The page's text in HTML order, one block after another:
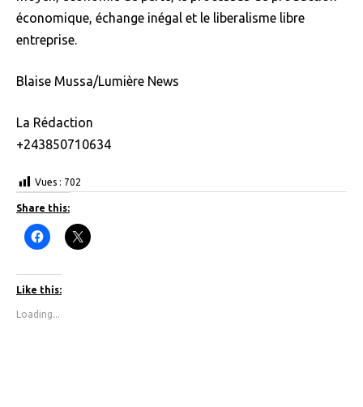
économique, échange inégal et le liberalisme libre
entreprise.
Blaise Mussa/Lumière News
La Rédaction
+243850710634
Vues : 702
Share this:
C
l
k
t
o
h
C
l
Like this:
Loading...